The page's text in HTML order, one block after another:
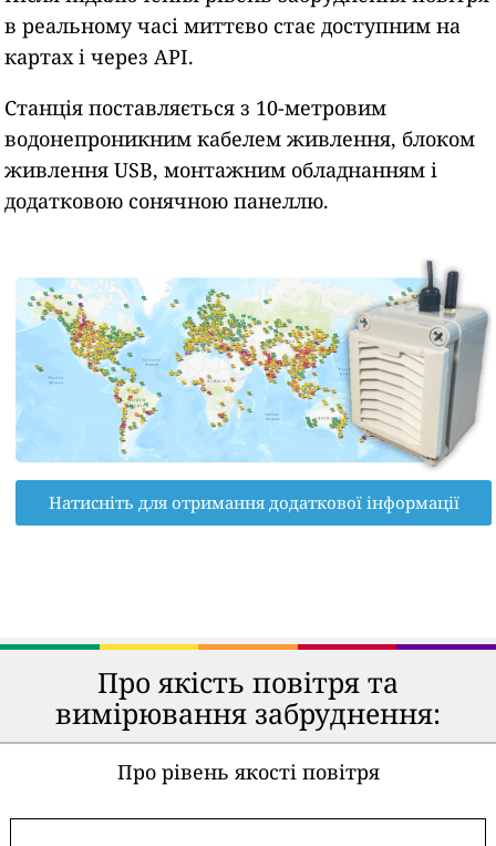
в реальному часі миттєво стає доступним на
картах і через API.
Станція поставляється з 10-метровим
водонепроникним кабелем живлення, блоком
живлення USB, монтажним обладнанням і
додатковою сонячною панеллю.
Натисніть для отримання додаткової інформації
Про якість повітря та
вимірювання забруднення:
Про рівень якості повітря